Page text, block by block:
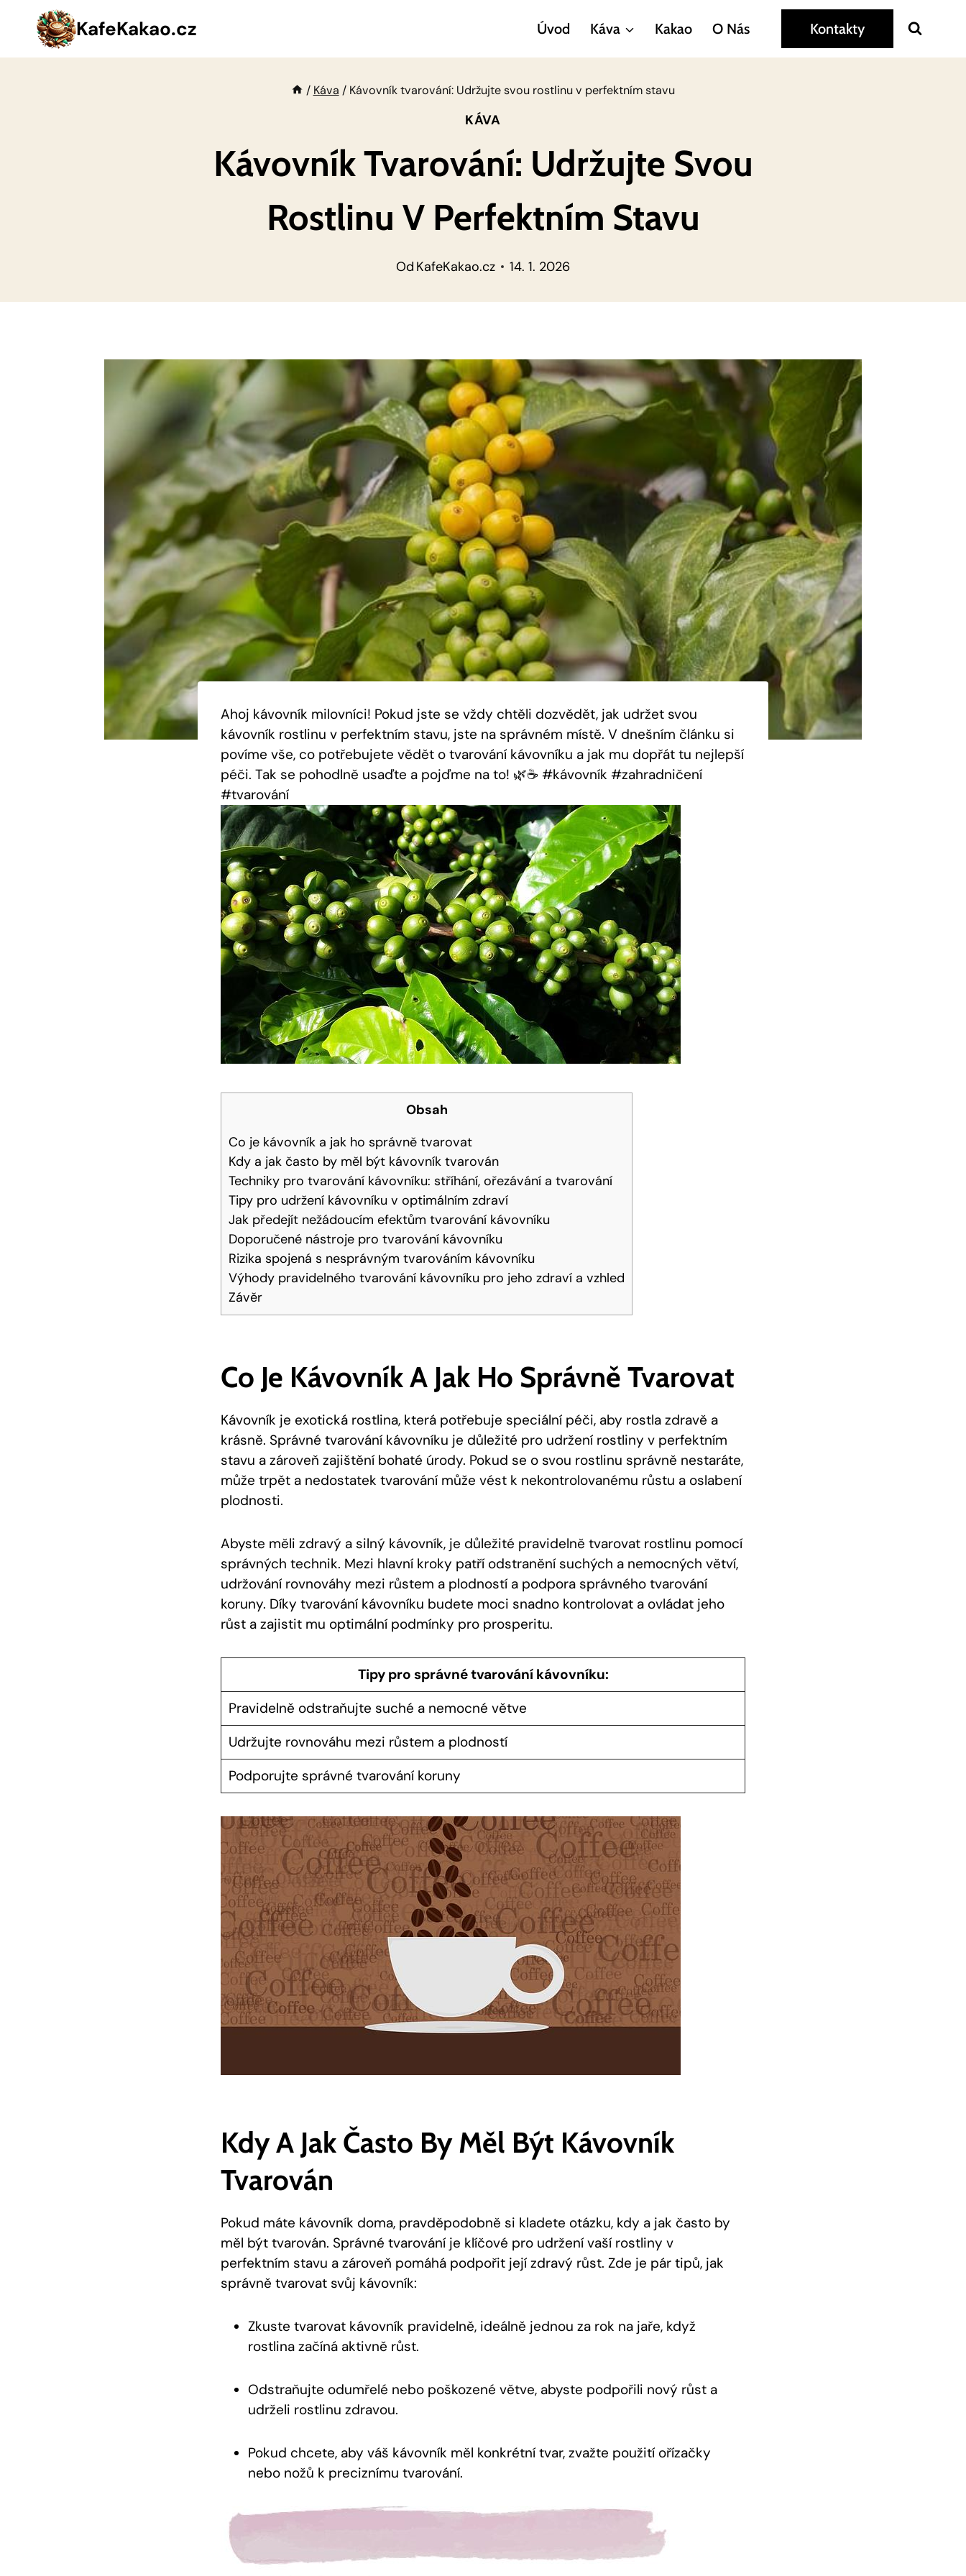
Přeskočit
KafeKakao.cz Úvod Káva Kakao O Nás Kontakty
/ Káva / Kávovník tvarování: Udržujte svou rostlinu v perfektním stavu
KÁVA
Kávovník Tvarování: Udržujte Svou
Rostlinu V Perfektním Stavu
Od KafeKakao.cz 14. 1. 2026
Ahoj kávovník milovníci! Pokud jste se vždy chtěli dozvědět, jak udržet svou
kávovník rostlinu v perfektním stavu, jste na správném místě. V dnešním článku si
povíme vše, co potřebujete vědět o tvarování kávovníku a jak mu dopřát tu nejlepší
péči. Tak se pohodlně usaďte a pojďme na to! 🌿☕ #kávovník #zahradničení
#tvarování
Obsah
Co je kávovník a jak ho správně tvarovat
Kdy a jak často by měl být kávovník tvarován
Techniky pro tvarování kávovníku: stříhání, ořezávání a tvarování
Tipy pro udržení kávovníku v optimálním zdraví
Jak předejít nežádoucím efektům tvarování kávovníku
Doporučené nástroje pro tvarování kávovníku
Rizika spojená s nesprávným tvarováním kávovníku
Výhody pravidelného tvarování kávovníku pro jeho zdraví a vzhled
Závěr
Co Je Kávovník A Jak Ho Správně Tvarovat
Kávovník je exotická rostlina, která potřebuje speciální péči, aby rostla zdravě a
krásně. Správné tvarování kávovníku je důležité pro udržení rostliny v perfektním
stavu a zároveň zajištění bohaté úrody. Pokud se o svou rostlinu správně nestaráte,
může trpět a nedostatek tvarování může vést k nekontrolovanému růstu a oslabení
plodnosti.
Abyste měli zdravý a silný kávovník, je důležité pravidelně tvarovat rostlinu pomocí
správných technik. Mezi hlavní kroky patří odstranění suchých a nemocných větví,
udržování rovnováhy mezi růstem a plodností a podpora správného tvarování
koruny. Díky tvarování kávovníku budete moci snadno kontrolovat a ovládat jeho
růst a zajistit mu optimální podmínky pro prosperitu.
Tipy pro správné tvarování kávovníku:
Pravidelně odstraňujte suché a nemocné větve
Udržujte rovnováhu mezi růstem a plodností
Podporujte správné tvarování koruny
Kdy A Jak Často By Měl Být Kávovník
Tvarován
Pokud máte kávovník doma, pravděpodobně si kladete otázku, kdy a jak často by
měl být tvarován. Správné tvarování je klíčové pro udržení vaší rostliny v
perfektním stavu a zároveň pomáhá podpořit její zdravý růst. Zde je pár tipů, jak
správně tvarovat svůj kávovník:
Zkuste tvarovat kávovník pravidelně, ideálně jednou za rok na jaře, když
rostlina začíná aktivně růst.
Odstraňujte odumřelé nebo poškozené větve, abyste podpořili nový růst a
udrželi rostlinu zdravou.
Pokud chcete, aby váš kávovník měl konkrétní tvar, zvažte použití ořízačky
nebo nožů k preciznímu tvarování.